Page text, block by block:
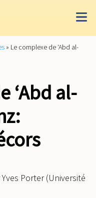
» Le complexe de ‘Abd al-
‘Abd al-
Porter (Université